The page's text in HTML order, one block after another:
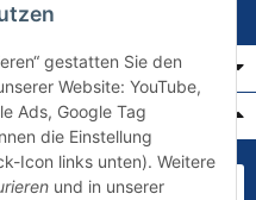
gestatten Sie den
Website: YouTube,
Ads, Google Tag
die Einstellung
Icon links unten). Weitere
und in unserer